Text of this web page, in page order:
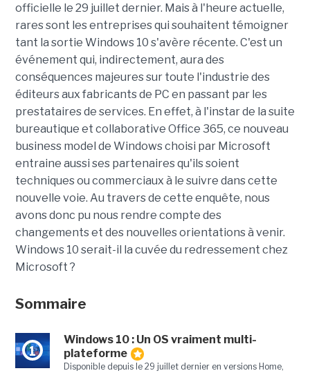
officielle le 29 juillet dernier. Mais à l'heure actuelle,
rares sont les entreprises qui souhaitent témoigner
tant la sortie Windows 10 s'avère récente. C'est un
événement qui, indirectement, aura des
conséquences majeures sur toute l'industrie des
éditeurs aux fabricants de PC en passant par les
prestataires de services. En effet, à l'instar de la suite
bureautique et collaborative Office 365, ce nouveau
business model de Windows choisi par Microsoft
entraine aussi ses partenaires qu'ils soient
techniques ou commerciaux à le suivre dans cette
nouvelle voie. Au travers de cette enquête, nous
avons donc pu nous rendre compte des
changements et des nouvelles orientations à venir.
Windows 10 serait-il la cuvée du redressement chez
Microsoft ?
Sommaire
1
Windows 10 : Un OS vraiment multi-
plateforme
Disponible depuis le 29 juillet dernier en versions Home,